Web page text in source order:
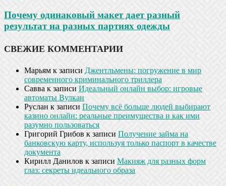
Почему одинаковый макет дает разный
результат на разных партиях одежды
СВЕЖИЕ КОММЕНТАРИИ
Марьям к записи Джентльмены: погружение в мир
современного криминального триллера
Савва к записи Идеальный онлайн выбор: игровые
автоматы Вулкан
Руслан к записи Почему всё больше людей выбирают
казино онлайн: реальные преимущества и как ими
разумно пользоваться
Григорий Грибов к записи Получение займа на
банковскую карту, используя только паспорт в качестве
документа
Кирилл Данилов к записи Макияж для разных форм
глаз: секреты идеального образа